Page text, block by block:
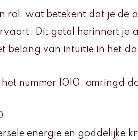
rol, wat betekent dat je de
Dit getal herinnert je
belang van intuïtie in het
energie en goddelijke